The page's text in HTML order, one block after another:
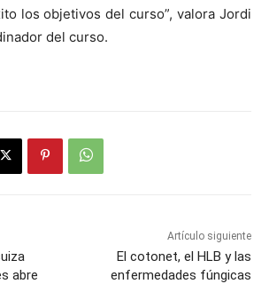
los objetivos del curso”, valora Jordi
del curso.
abre
Artículo siguiente
El cotonet, el HLB y las
enfermedades fúngicas